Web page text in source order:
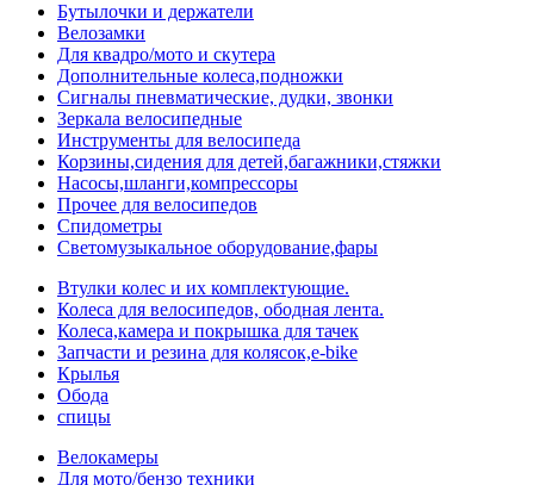
Бутылочки и держатели
Велозамки
Для квадро/мото и скутера
Дополнительные колеса,подножки
Сигналы пневматические, дудки, звонки
Зеркала велосипедные
Инструменты для велосипеда
Корзины,сидения для детей,багажники,стяжки
Насосы,шланги,компрессоры
Прочее для велосипедов
Спидометры
Светомузыкальное оборудование,фары
Втулки колес и их комплектующие.
Колеса для велосипедов, ободная лента.
Колеса,камера и покрышка для тачек
Запчасти и резина для колясок,e-bike
Крылья
Обода
спицы
Велокамеры
Для мото/бензо техники